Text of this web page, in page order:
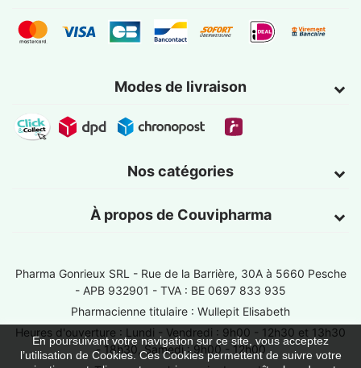
Modes de livraison
Nos catégories
À propos de Couvipharma
En poursuivant votre navigation sur ce site, vous acceptez
l’utilisation de Cookies. Ces Cookies permettent de suivre votre
Pharma Gonrieux SRL - Rue de la Barrière, 30A à 5660 Pesche
- APB 932901 - TVA : BE 0697 833 935
Pharmacienne titulaire : Wullepit Elisabeth
Heures d'ouverture : Lundi - Vendredi : 9h00 - 12h30 et 13h30
- 18h30, Samedi : 9h00 - 12h00